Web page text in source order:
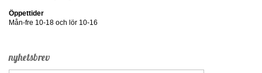
Öppettider
Mån-fre 10-18 och lör 10-16
nyhetsbrev